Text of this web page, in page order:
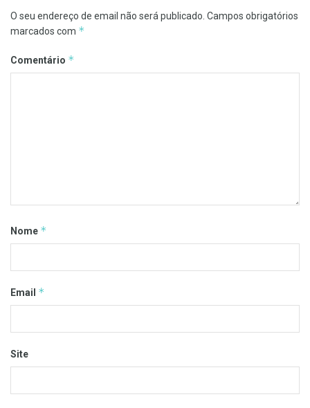
O seu endereço de email não será publicado. Campos obrigatórios
marcados com *
Comentário *
Nome *
Email *
Site